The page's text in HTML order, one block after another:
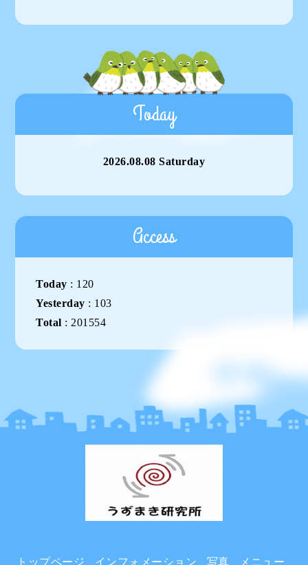
Today
2026.08.08 Saturday
Access
Today : 120
Yesterday : 103
Total : 201554
トップページ インフォメーション 写真 メニュー